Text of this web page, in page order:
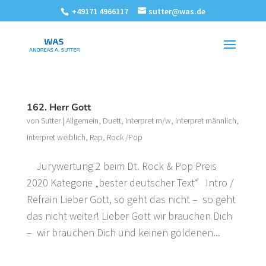
+49171 4966117 sutter@was.de
162. Herr Gott
von Sutter| Allgemein, Duett, Interpret m/w, Interpret männlich,
Interpret weiblich, Rap, Rock /Pop
Jurywertung 2 beim Dt. Rock & Pop Preis
2020 Kategorie „bester deutscher Text“ Intro /
Refrain Lieber Gott, so geht das nicht – so geht
das nicht weiter! Lieber Gott wir brauchen Dich
– wir brauchen Dich und keinen goldenen...